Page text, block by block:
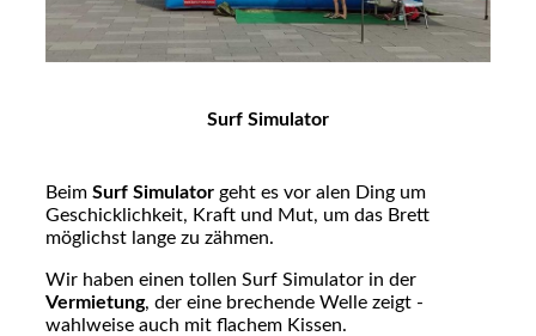
Surf Simulator
Beim Surf Simulatorgeht es vor alen Ding um
Geschicklichkeit, Kraft und Mut, um das Brett
möglichst lange zu zähmen.
Wir haben einen tollen Surf Simulator in der
Vermietung, der eine brechende Welle zeigt -
wahlweise auch mit flachem Kissen.